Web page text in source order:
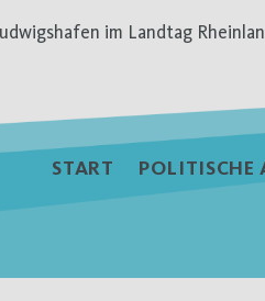
im Landtag
START POLITISCHE